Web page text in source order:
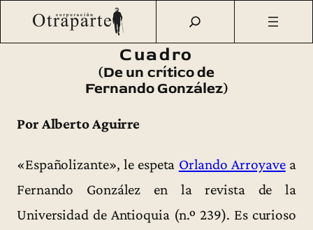
Saltar
Otraparte.org/ Fernando González Vida
«Cuadro» de un
crítico de Fernando González
Cuadro
(De un crítico de
Fernando González)
Por Alberto Aguirre
«Españolizante», le espeta Orlando Arroyavea
Fernando González en la revista de la
Universidad de Antioquia (n.º 239). Es curioso